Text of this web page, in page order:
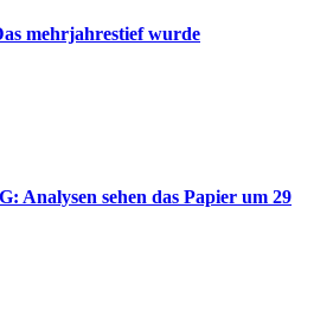
mehrjahrestief wurde
Analysen sehen das Papier um 29